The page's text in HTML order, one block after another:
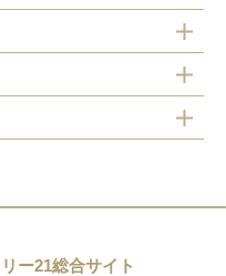
ー21総合サイト